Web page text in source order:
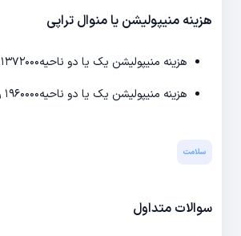
هزینه منیپولیشن یا منوال تراپی
هزینه منیپولیشن یک یا دو ناحیه۱۳۷۲۰۰۰ ریال
هزینه منیپولیشن یک یا دو ناحیه۱۹۶۰۰۰۰ ریال
سلامت
سوالات متداول